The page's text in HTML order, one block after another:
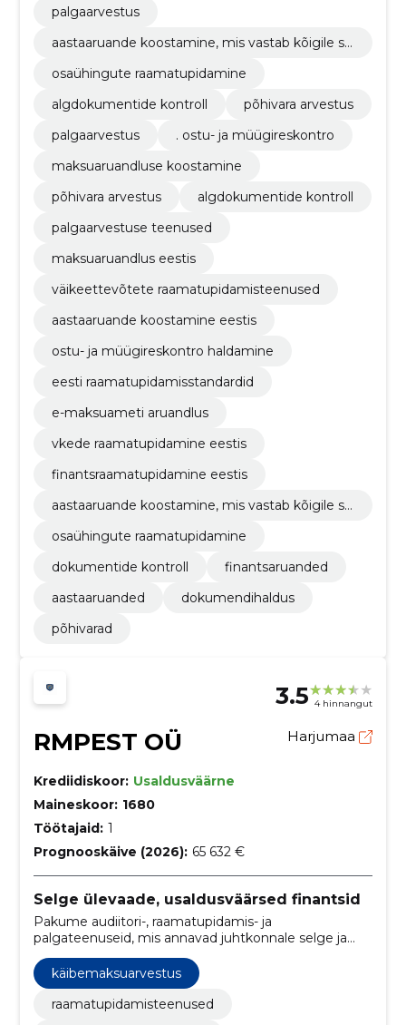
palgaarvestus
aastaaruande koostamine, mis vastab kõigile se
osaühingute raamatupidamine
algdokumentide kontroll
põhivara arvestus
palgaarvestus
. ostu- ja müügireskontro
maksuaruandluse koostamine
põhivara arvestus
algdokumentide kontroll
palgaarvestuse teenused
maksuaruandlus eestis
väikeettevõtete raamatupidamisteenused
aastaaruande koostamine eestis
ostu- ja müügireskontro haldamine
eesti raamatupidamisstandardid
e-maksuameti aruandlus
vkede raamatupidamine eestis
finantsraamatupidamine eestis
aastaaruande koostamine, mis vastab kõigile se
osaühingute raamatupidamine
dokumentide kontroll
finantsaruanded
aastaaruanded
dokumendihaldus
põhivarad
3.5 4 hinnangut
RMPEST OÜ Harjumaa
Krediidiskoor: Usaldusväärne
Maineskoor: 1680
Töötajaid: 1
Prognooskäive (2026): 65 632 €
Selge ülevaade, usaldusväärsed finantsid
Pakume audiitori-, raamatupidamis- ja
palgateenuseid, mis annavad juhtkonnale selge ja
usaldusväärse finantsülevaate. Toetame sisekontrolli
ja riskihindamist, et vähendada riske ja toetada
jätkusuutlikku kasvu.
käibemaksuarvestus
raamatupidamisteenused